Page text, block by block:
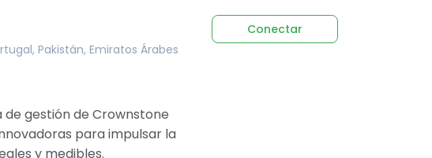
Pakistán, Emiratos Árabes
de gestión de Crownstone
para impulsar la
y medibles.
Conectar